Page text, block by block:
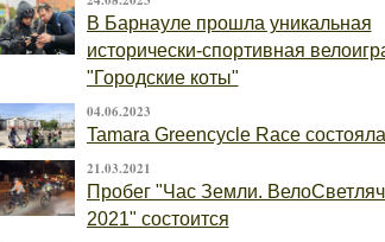
В Барнауле прошла уникальная
исторически-спортивная
"Городские коты"
04.06.2023
Tamara Greencycle Race
21.03.2021
Пробег "Час Земли.
2021" состоится